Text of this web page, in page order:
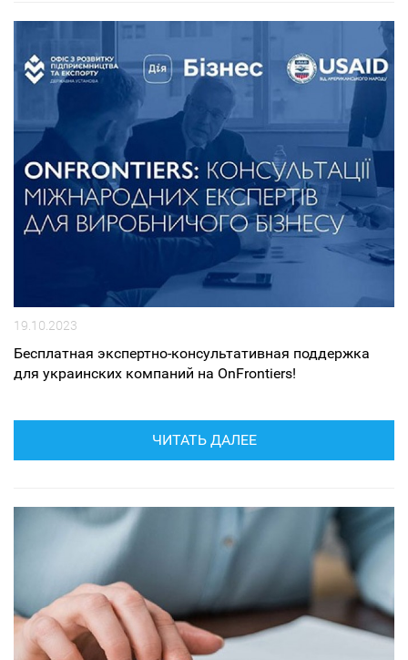
19.10.2023
Бесплатная экспертно-консультативная поддержка
для украинских компаний на OnFrontiers!
ЧИТАТЬ ДАЛЕЕ